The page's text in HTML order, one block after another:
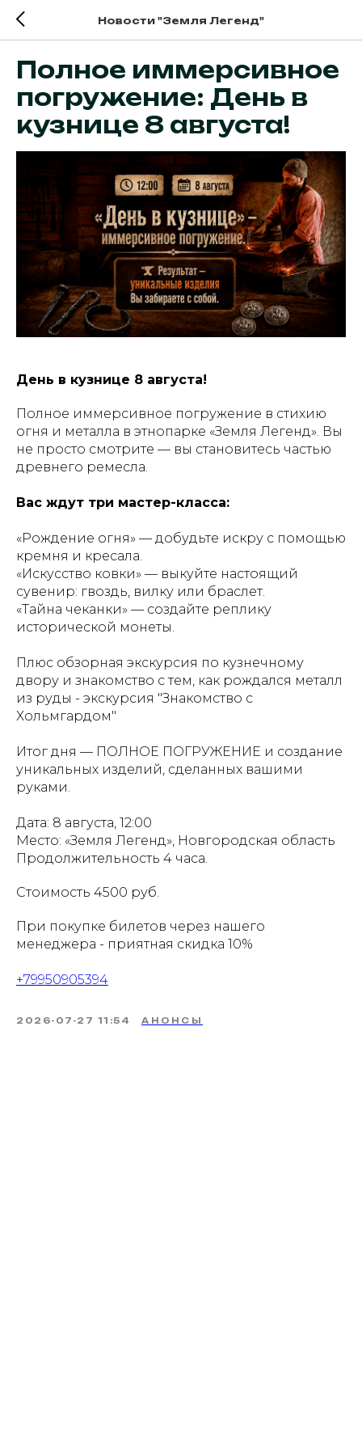
Новости "Земля Легенд"
Полное иммерсивное
погружение: День в
кузнице 8 августа!
День в кузнице 8 августа!
Полное иммерсивное погружение в стихию
огня и металла в этнопарке «Земля Легенд». Вы
не просто смотрите — вы становитесь частью
древнего ремесла.
Вас ждут три мастер-класса:
«Рождение огня» — добудьте искру с помощью
кремня и кресала.
«Искусство ковки» — выкуйте настоящий
сувенир: гвоздь, вилку или браслет.
«Тайна чеканки» — создайте реплику
исторической монеты.
Плюс обзорная экскурсия по кузнечному
двору и знакомство с тем, как рождался металл
из руды - экскурсия "Знакомство с
Хольмгардом"
Итог дня — ПОЛНОЕ ПОГРУЖЕНИЕ и создание
уникальных изделий, сделанных вашими
руками.
Дата: 8 августа, 12:00
Место: «Земля Легенд», Новгородская область
Продолжительность 4 часа.
Стоимость 4500 руб.
При покупке билетов через нашего
менеджера - приятная скидка 10%
+79950905394
2026-07-27 11:54 АНОНСЫ